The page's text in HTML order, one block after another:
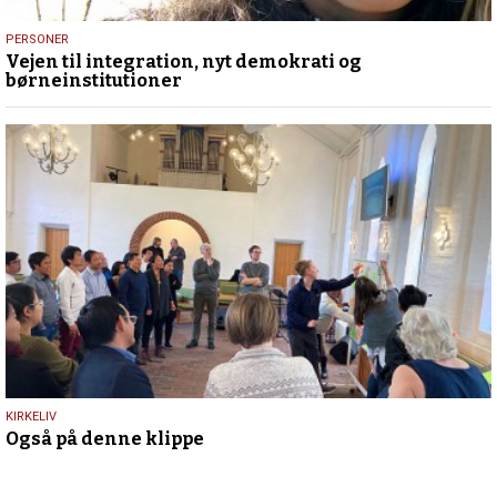
21.
april
2023
PERSONER
Vejen til integration, nyt demokrati og
børneinstitutioner
21.
april
KIRKELIV
Også på denne klippe